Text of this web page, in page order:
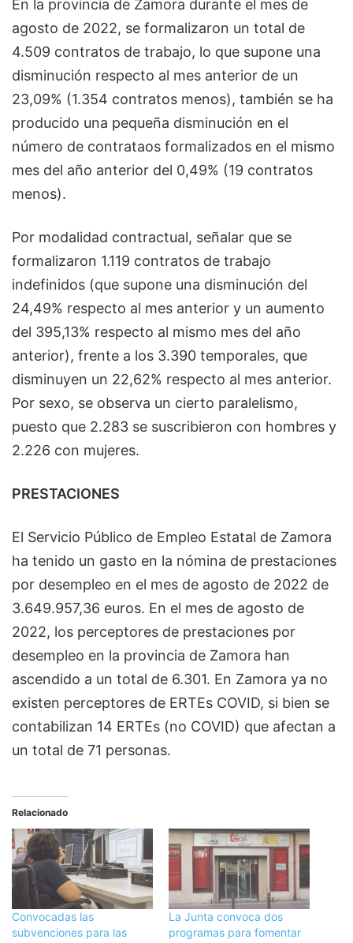
En la provincia de Zamora durante el mes de
agosto de 2022, se formalizaron un total de
4.509 contratos de trabajo, lo que supone una
disminución respecto al mes anterior de un
23,09% (1.354 contratos menos), también se ha
producido una pequeña disminución en el
número de contrataos formalizados en el mismo
mes del año anterior del 0,49% (19 contratos
menos).
Por modalidad contractual, señalar que se
formalizaron 1.119 contratos de trabajo
indefinidos (que supone una disminución del
24,49% respecto al mes anterior y un aumento
del 395,13% respecto al mismo mes del año
anterior), frente a los 3.390 temporales, que
disminuyen un 22,62% respecto al mes anterior.
Por sexo, se observa un cierto paralelismo,
puesto que 2.283 se suscribieron con hombres y
2.226 con mujeres.
PRESTACIONES
El Servicio Público de Empleo Estatal de Zamora
ha tenido un gasto en la nómina de prestaciones
por desempleo en el mes de agosto de 2022 de
3.649.957,36 euros. En el mes de agosto de
2022, los perceptores de prestaciones por
desempleo en la provincia de Zamora han
ascendido a un total de 6.301. En Zamora ya no
existen perceptores de ERTEs COVID, si bien se
contabilizan 14 ERTEs (no COVID) que afectan a
un total de 71 personas.
Relacionado
Convocadas las
subvenciones para las
La Junta convoca dos
programas para fomentar